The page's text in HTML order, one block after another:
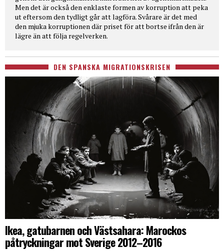
Men det är också den enklaste formen av korruption att peka
ut eftersom den tydligt går att lagföra. Svårare är det med
den mjuka korruptionen där priset för att bortse ifrån den är
lägre än att följa regelverken.
DEN SPANSKA MIGRATIONSKRISEN
Ikea, gatubarnen och Västsahara: Marockos
påtryckningar mot Sverige 2012–2016